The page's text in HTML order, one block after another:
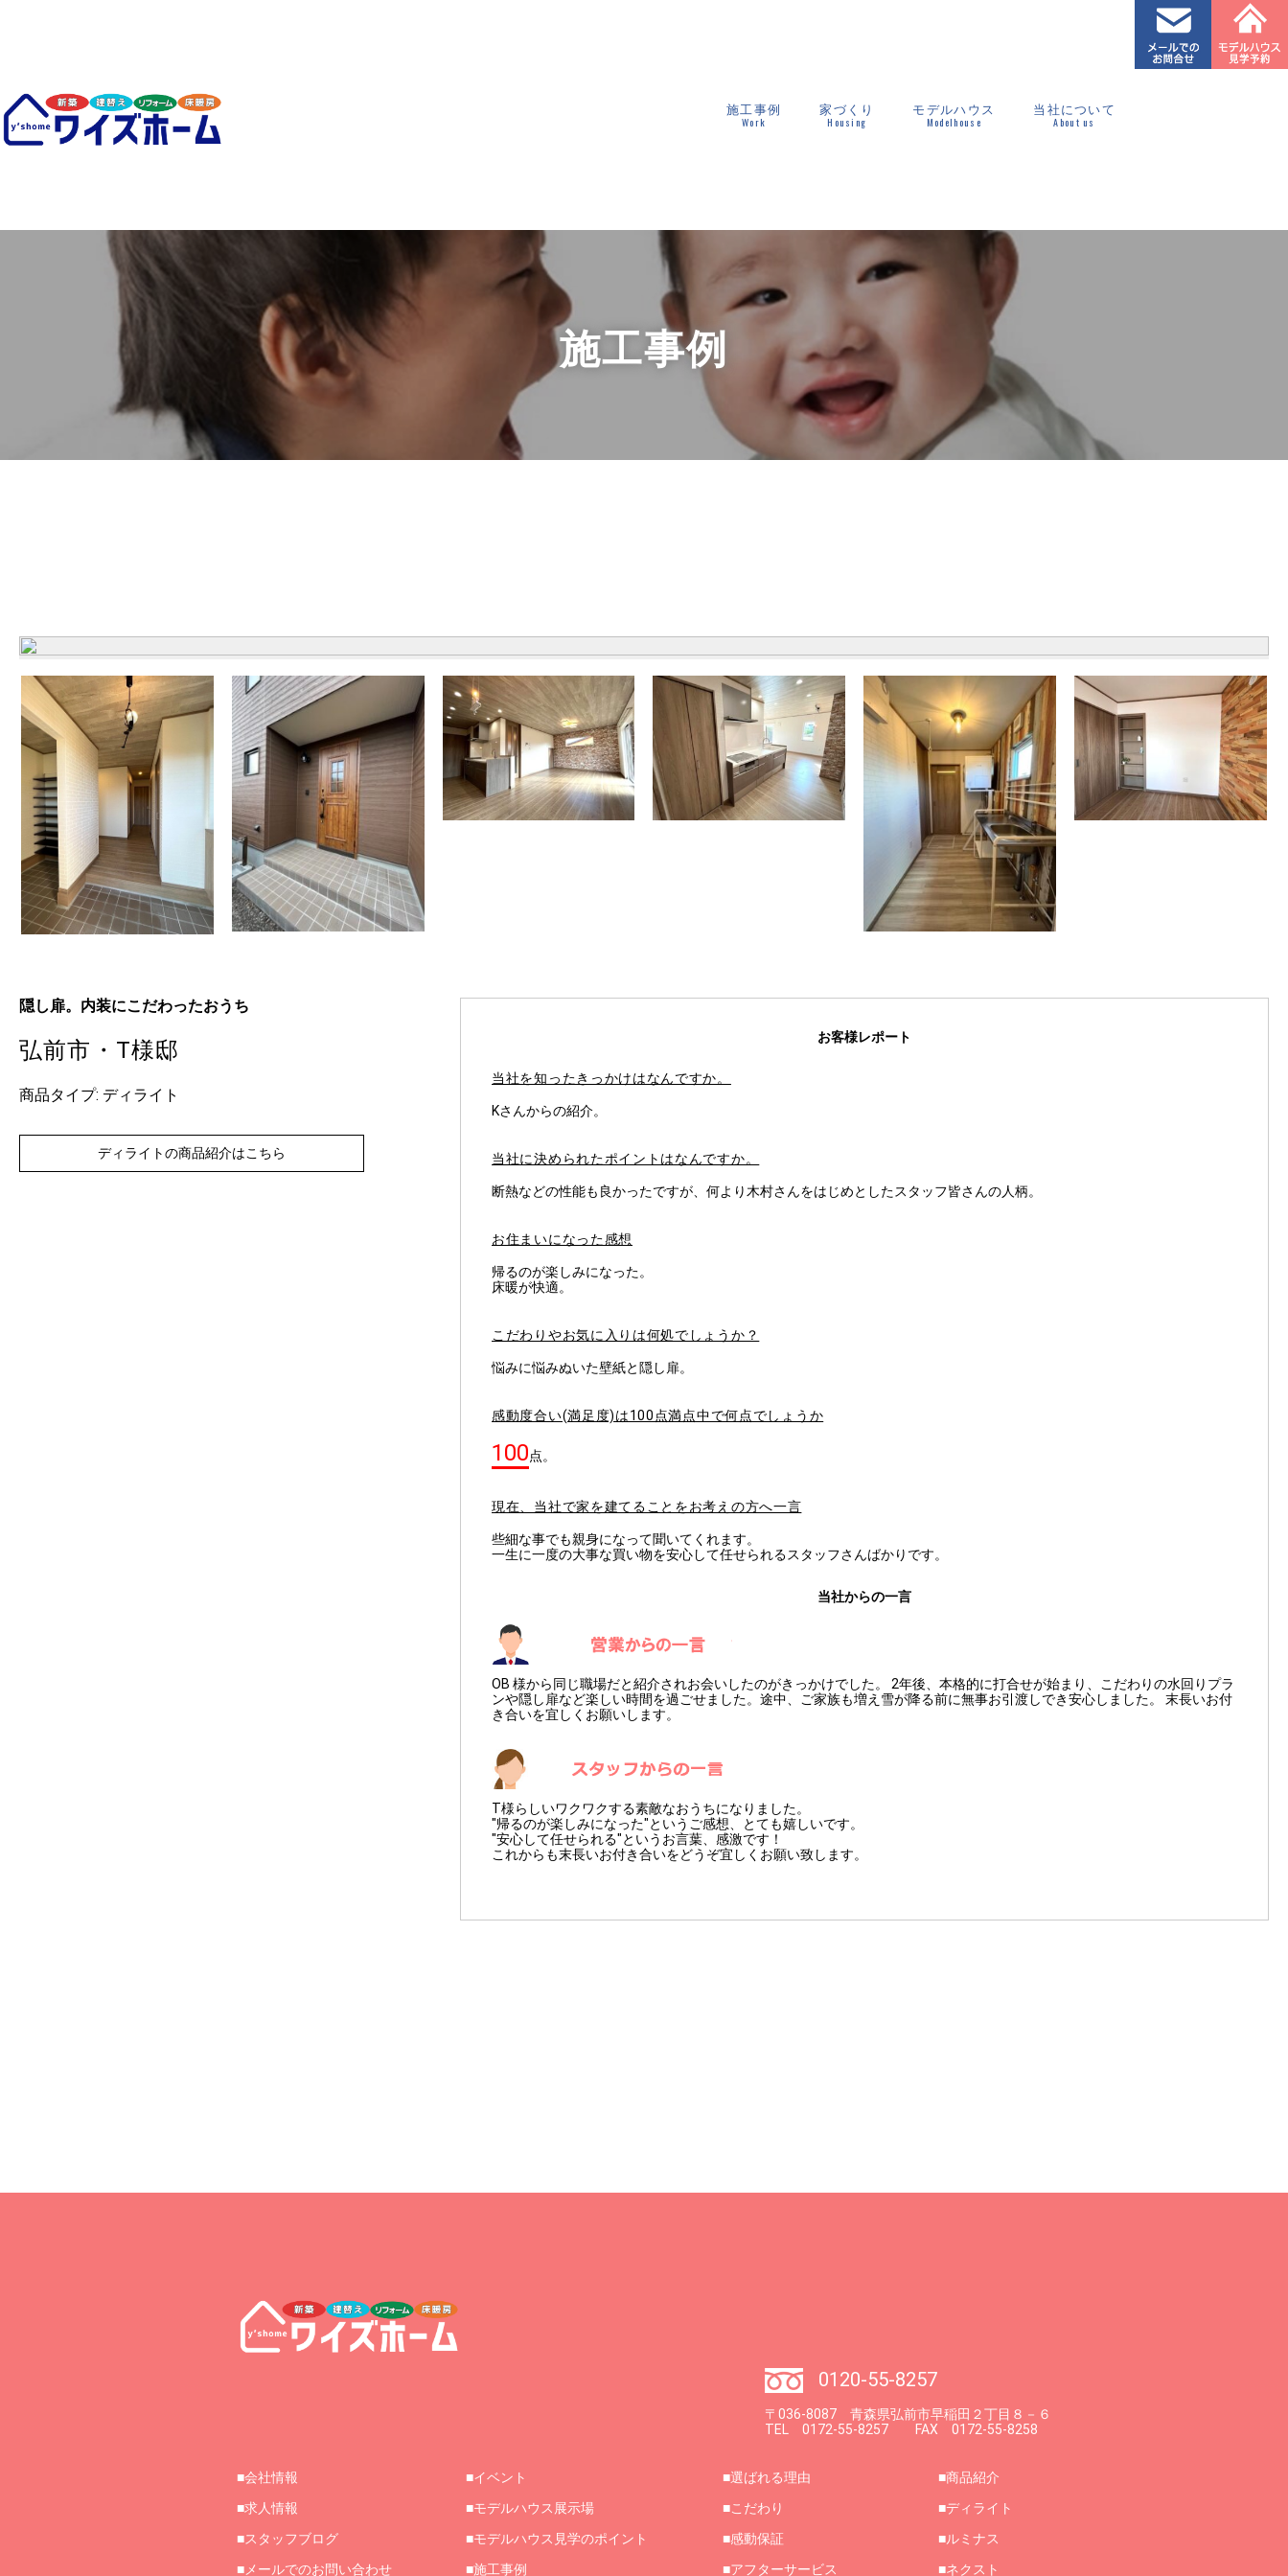
施工事例
Work
家づくり
Housing
モデルハウス
Modelhouse
当社について
About us
施工事例
隠し扉。内装にこだわったおうち
弘前市・T様邸
商品タイプ: ディライト
ディライトの商品紹介はこちら
お客様レポート
当社を知ったきっかけはなんですか。
Kさんからの紹介。
当社に決められたポイントはなんですか。
断熱などの性能も良かったですが、何より木村さんをはじめとしたスタッフ皆さんの人柄。
お住まいになった感想
帰るのが楽しみになった。
床暖が快適。
こだわりやお気に入りは何処でしょうか？
悩みに悩みぬいた壁紙と隠し扉。
感動度合い(満足度)は100点満点中で何点でしょうか
100点。
現在、当社で家を建てることをお考えの方へ一言
些細な事でも親身になって聞いてくれます。
一生に一度の大事な買い物を安心して任せられるスタッフさんばかりです。
当社からの一言
OB 様から同じ職場だと紹介されお会いしたのがきっかけでした。 2年後、本格的に打合せが始まり、こだわりの水回りプラ
ンや隠し扉など楽しい時間を過ごせました。途中、ご家族も増え雪が降る前に無事お引渡しでき安心しました。 末長いお付
き合いを宜しくお願いします。
T様らしいワクワクする素敵なおうちになりました。
"帰るのが楽しみになった"というご感想、とても嬉しいです。
"安心して任せられる"というお言葉、感激です！
これからも末長いお付き合いをどうぞ宜しくお願い致します。
0120-55-8257
〒036-8087 青森県弘前市早稲田２丁目８－６
TEL 0172-55-8257 FAX 0172-55-8258
会社情報
求人情報
スタッフブログ
メールでのお問い合わせ
イベント
モデルハウス展示場
モデルハウス見学のポイント
施工事例
選ばれる理由
こだわり
感動保証
アフターサービス
商品紹介
ディライト
ルミナス
ネクスト